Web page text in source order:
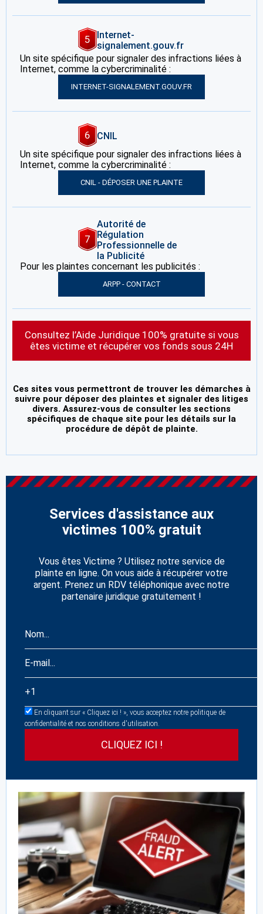
5
Internet-
signalement.gouv.fr
Un site spécifique pour signaler des infractions liées à
Internet, comme la cybercriminalité :
INTERNET-SIGNALEMENT.GOUV.FR
6
CNIL
Un site spécifique pour signaler des infractions liées à
Internet, comme la cybercriminalité :
CNIL - DÉPOSER UNE PLAINTE
7
Autorité de
Régulation
Professionnelle de
la Publicité
Pour les plaintes concernant les publicités :
ARPP - CONTACT
Consultez l’Aide Juridique 100% gratuite si vous
êtes victime et récupérer vos fonds sous 24H
Ces sites vous permettront de trouver les démarches à
suivre pour déposer des plaintes et signaler des litiges
divers. Assurez-vous de consulter les sections
spécifiques de chaque site pour les détails sur la
procédure de dépôt de plainte.
Services d'assistance aux
victimes 100% gratuit
Vous êtes Victime ? Utilisez notre service de
plainte en ligne. On vous aide à récupérer votre
argent. Prenez un RDV téléphonique avec notre
partenaire juridique gratuitement !
En cliquant sur « Cliquez ici ! », vous acceptez notre politique de
confidentialité et nos conditions d'utilisation.